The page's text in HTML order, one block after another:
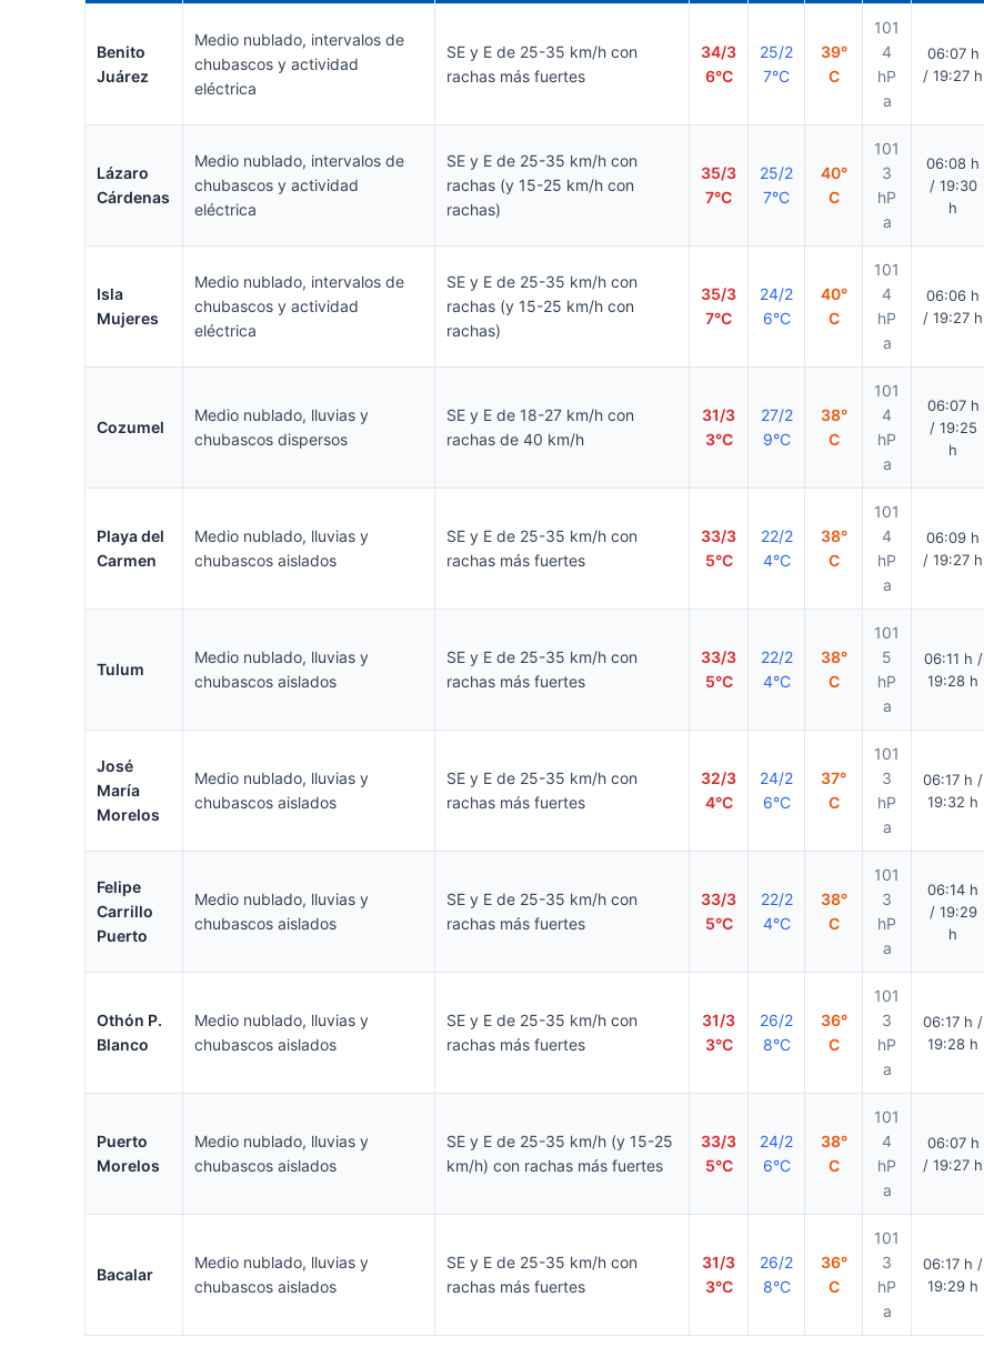
Benito
Juárez
Medio nublado, intervalos de
chubascos y actividad
eléctrica
SE y E de 25-35 km/h con
rachas más fuertes
34/3
6°C
25/2
7°C
39°
C
101
4
hP
a
06:07 h
/ 19:27 h
Lázaro
Cárdenas
Medio nublado, intervalos de
chubascos y actividad
eléctrica
SE y E de 25-35 km/h con
rachas (y 15-25 km/h con
rachas)
35/3
7°C
25/2
7°C
40°
C
101
3
hP
a
06:08 h
/ 19:30
h
Isla
Mujeres
Medio nublado, intervalos de
chubascos y actividad
eléctrica
SE y E de 25-35 km/h con
rachas (y 15-25 km/h con
rachas)
35/3
7°C
24/2
6°C
40°
C
101
4
hP
a
06:06 h
/ 19:27 h
Cozumel
Medio nublado, lluvias y
chubascos dispersos
SE y E de 18-27 km/h con
rachas de 40 km/h
31/3
3°C
27/2
9°C
38°
C
101
4
hP
a
06:07 h
/ 19:25
h
Playa del
Carmen
Medio nublado, lluvias y
chubascos aislados
SE y E de 25-35 km/h con
rachas más fuertes
33/3
5°C
22/2
4°C
38°
C
101
4
hP
a
06:09 h
/ 19:27 h
Tulum
Medio nublado, lluvias y
chubascos aislados
SE y E de 25-35 km/h con
rachas más fuertes
33/3
5°C
22/2
4°C
38°
C
101
5
hP
a
06:11 h /
19:28 h
José
María
Morelos
Medio nublado, lluvias y
chubascos aislados
SE y E de 25-35 km/h con
rachas más fuertes
32/3
4°C
24/2
6°C
37°
C
101
3
hP
a
06:17 h /
19:32 h
Felipe
Carrillo
Puerto
Medio nublado, lluvias y
chubascos aislados
SE y E de 25-35 km/h con
rachas más fuertes
33/3
5°C
22/2
4°C
38°
C
101
3
hP
a
06:14 h
/ 19:29
h
Othón P.
Blanco
Medio nublado, lluvias y
chubascos aislados
SE y E de 25-35 km/h con
rachas más fuertes
31/3
3°C
26/2
8°C
36°
C
101
3
hP
a
06:17 h /
19:28 h
Puerto
Morelos
Medio nublado, lluvias y
chubascos aislados
SE y E de 25-35 km/h (y 15-25
km/h) con rachas más fuertes
33/3
5°C
24/2
6°C
38°
C
101
4
hP
a
06:07 h
/ 19:27 h
Bacalar
Medio nublado, lluvias y
chubascos aislados
SE y E de 25-35 km/h con
rachas más fuertes
31/3
3°C
26/2
8°C
36°
C
101
3
hP
a
06:17 h /
19:29 h